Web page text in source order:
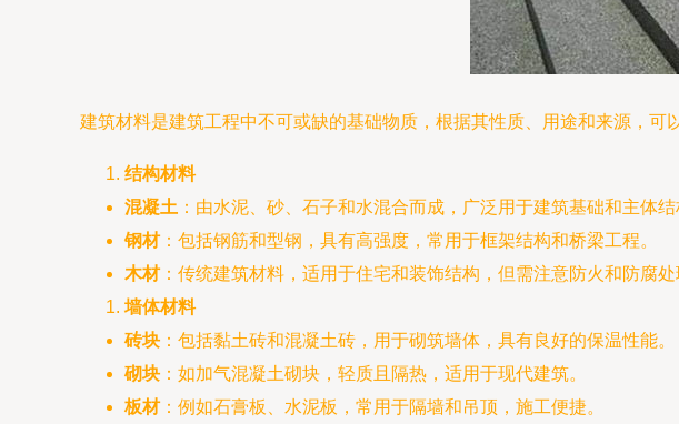
建筑材料是建筑工程中不可或缺的基础物质，根据其性质、用途和来源，可
结构材料
混凝土 ：由水泥、砂、石子和水混合而成，广泛用于建筑基础和主体结
钢材：包括钢筋和型钢，具有高强度，常用于框架结构和桥梁工程。
木材：传统建筑材料，适用于住宅和装饰结构，但需注意防火和防腐处
墙体材料
砖块 ：包括黏土砖和混凝土砖，用于砌筑墙体，具有良好的保温性能。
砌块 ：如加气混凝土砌块，轻质且隔热，适用于现代建筑。
板材：例如石膏板、水泥板，常用于隔墙和吊顶，施工便捷。